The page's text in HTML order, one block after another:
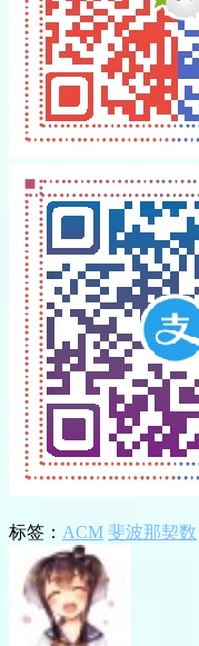
标签： ACM 斐波那契数